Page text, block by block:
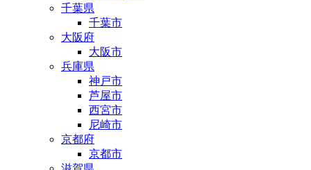
千葉県
千葉市
大阪府
大阪市
兵庫県
神戸市
芦屋市
西宮市
尼崎市
京都府
京都市